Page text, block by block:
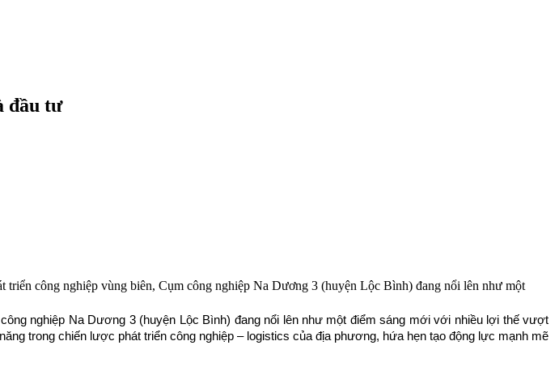
đầu tư
triển công nghiệp vùng biên, Cụm công nghiệp Na Dương 3 (huyện Lộc Bình) đang nổi lên như một
nghiệp Na Dương 3 (huyện Lộc Bình) đang nổi lên như một điểm sáng mới với nhiều lợi thế vượt
trong chiến lược phát triển công nghiệp – logistics của địa phương, hứa hẹn tạo động lực mạnh mẽ